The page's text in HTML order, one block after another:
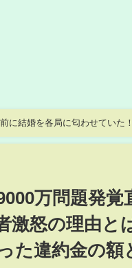
に結婚を各局に匂わせていた
万問題発
激怒の理由と
た違約金の額